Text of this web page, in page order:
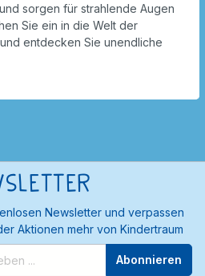
sorgen für strahlende Augen
Sie ein in die Welt der
entdecken Sie unendliche
Newsletter und verpassen
Aktionen mehr von Kindertraum
Abonnieren